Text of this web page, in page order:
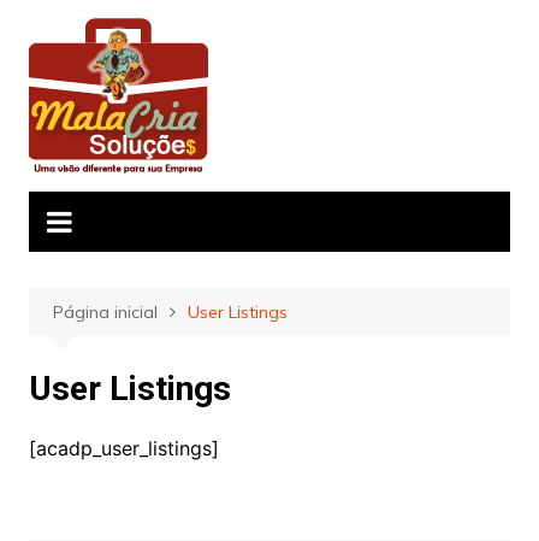
para
conteúdo
Página inicial User Listings
User Listings
[acadp_user_listings]